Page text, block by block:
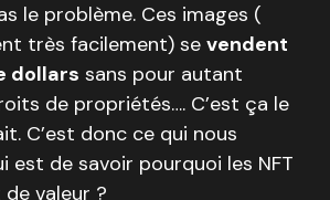
le problème. Ces images (
très facilement) se vendent
dollars sans pour autant
de propriétés…. C’est ça le
C’est donc ce qui nous
est de savoir pourquoi les NFT
valeur ?